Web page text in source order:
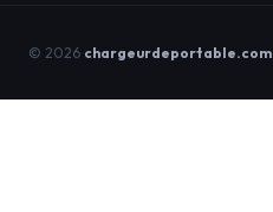
© 2026 chargeurdeportable.com